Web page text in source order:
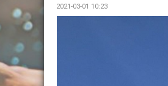
2021-03-01 10:23